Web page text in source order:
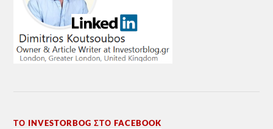
ΤΟ INVESTORBOG ΣΤΟ FACEBOOK